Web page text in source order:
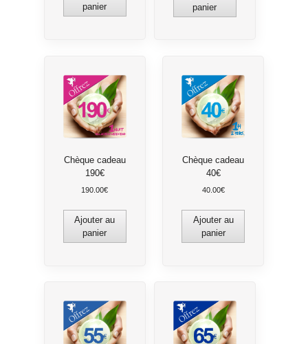
panier
panier
Chèque cadeau
190€
190.00€
Ajouter au
panier
Chèque cadeau
40€
40.00€
Ajouter au
panier